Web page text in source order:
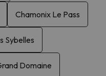
Chamonix Le Pass
Sybelles
Domaine